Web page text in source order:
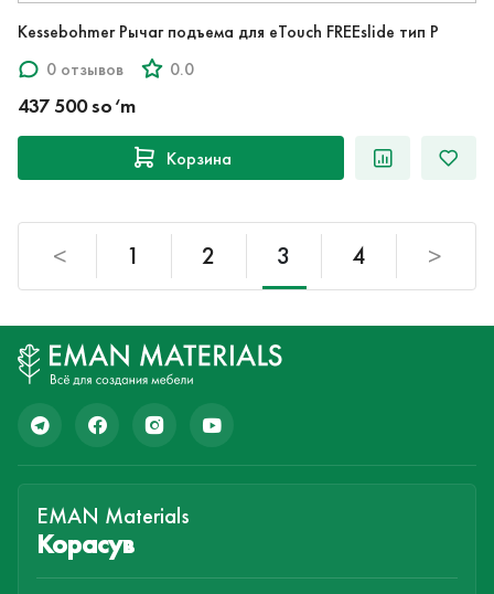
Kessebohmer Рычаг подъема для eTouch FREEslide тип P
0 отзывов
0.0
437 500 so‘m
Корзина
< 1 2 3 4 >
EMAN Materials
Корасув